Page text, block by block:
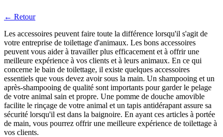
← Retour
Les accessoires peuvent faire toute la différence lorsqu'il s'agit de
votre entreprise de toilettage d'animaux. Les bons accessoires
peuvent vous aider à travailler plus efficacement et à offrir une
meilleure expérience à vos clients et à leurs animaux. En ce qui
concerne le bain de toilettage, il existe quelques accessoires
essentiels que vous devez avoir sous la main. Un shampooing et un
après-shampooing de qualité sont importants pour garder le pelage
de votre animal sain et propre. Une pomme de douche amovible
facilite le rinçage de votre animal et un tapis antidérapant assure sa
sécurité lorsqu'il est dans la baignoire. En ayant ces articles à portée
de main, vous pourrez offrir une meilleure expérience de toilettage à
vos clients.